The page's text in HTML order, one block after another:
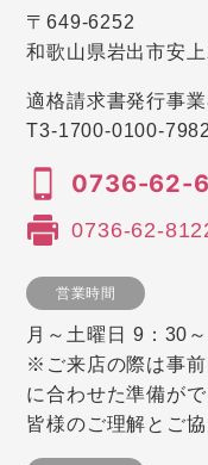
〒649-6252
和歌山県岩出市安
適格請求書発行事業
T3-1700-0100-7982
0736-62-
0736-62-
営業時間
月～土曜日 9：30
※ご来店の際は事
に合わせた準備が
皆様のご理解とご